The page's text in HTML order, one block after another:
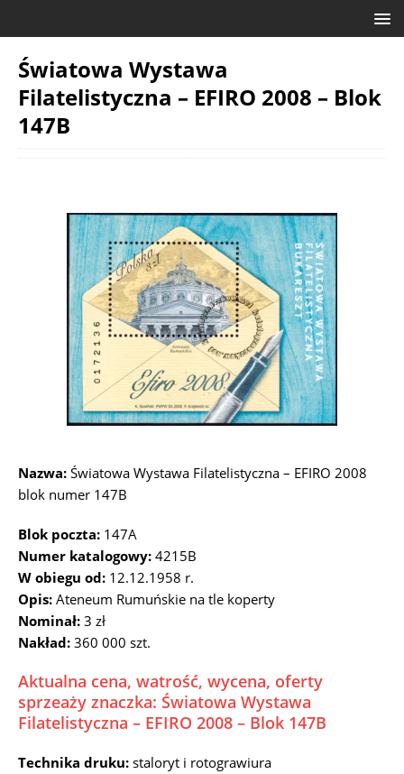
Światowa Wystawa
Filatelistyczna – EFIRO 2008 – Blok
147B
Nazwa: Światowa Wystawa Filatelistyczna – EFIRO 2008
blok numer 147B
Blok poczta: 147A
Numer katalogowy: 4215B
W obiegu od: 12.12.1958 r.
Opis: Ateneum Rumuńskie na tle koperty
Nominał: 3 zł
Nakład: 360 000 szt.
Aktualna cena, watrość, wycena, oferty
sprzeaży znaczka: Światowa Wystawa
Filatelistyczna – EFIRO 2008 – Blok 147B
Technika druku: staloryt i rotograwiura